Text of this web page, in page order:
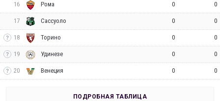
16 Рома 0 0
17 Сассуоло 0 0
18 Торино 0 0
19 Удинезе 0 0
20 Венеция 0 0
ПОДРОБНАЯ ТАБЛИЦА